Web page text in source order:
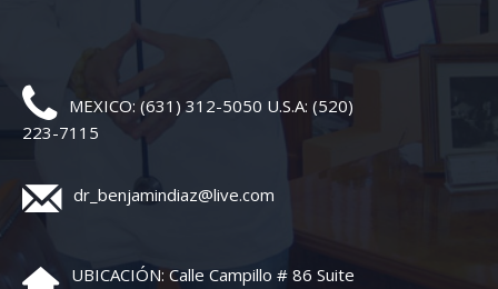
MEXICO: (631) 312-5050 U.S.A: (520)
223-7115
dr_benjamindiaz@live.com
UBICACIÓN: Calle Campillo # 86 Suite